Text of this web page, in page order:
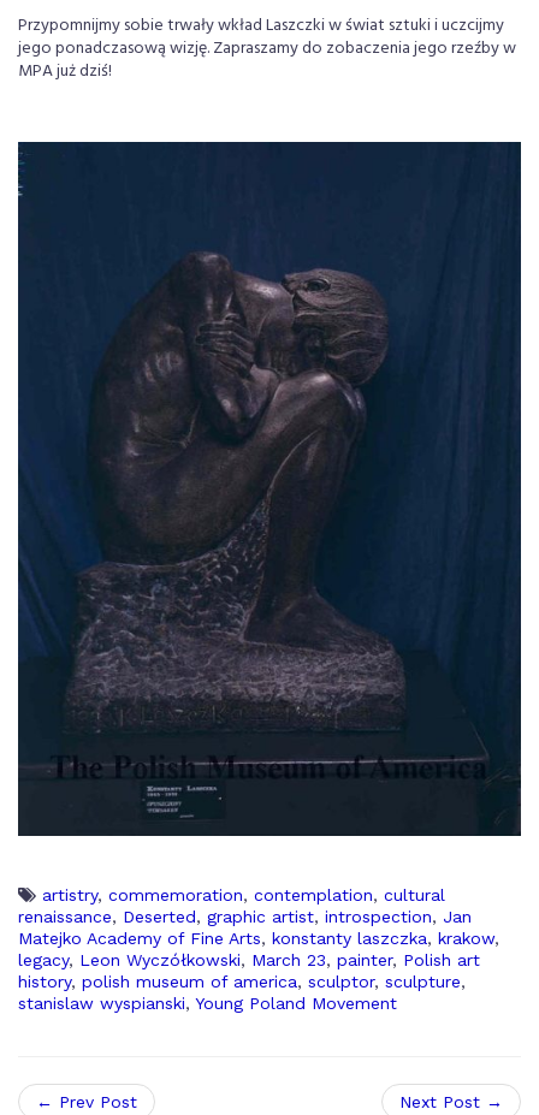
Przypomnijmy sobie trwały wkład Laszczki w świat sztuki i uczcijmy
jego ponadczasową wizję. Zapraszamy do zobaczenia jego rzeźby w
MPA już dziś!
artistry, commemoration, contemplation, cultural
renaissance, Deserted, graphic artist, introspection, Jan
Matejko Academy of Fine Arts, konstanty laszczka, krakow,
legacy, Leon Wyczółkowski, March 23, painter, Polish art
history, polish museum of america, sculptor, sculpture,
stanislaw wyspianski, Young Poland Movement
← Prev Post Next Post →